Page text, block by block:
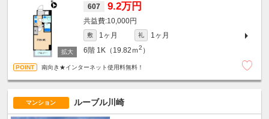
607 9.2万円
10,000円
敷 1ヶ月 礼
1ヶ月
6階 1K（19.82ｍ2 ）
南向き★インターネット使用料無料！
マンション ルーブル川崎